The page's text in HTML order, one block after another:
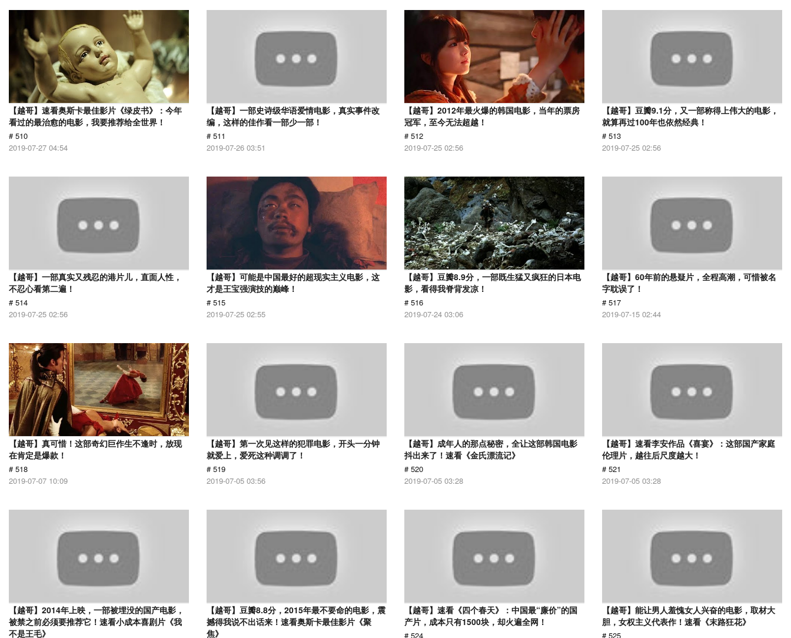
【越哥】速看奥斯卡最佳影片《绿皮书》：今年
看过的最治愈的电影，我要推荐给全世界！
# 510
2019-07-27 04:54
【越哥】一部史诗级华语爱情电影，真实事件改
编，这样的佳作看一部少一部！
# 511
2019-07-26 03:51
【越哥】2012年最火爆的韩国电影，当年的票房
冠军，至今无法超越！
# 512
2019-07-25 02:56
【越哥】豆瓣9.1分，又一部称得上伟大的电影，
就算再过100年也依然经典！
# 513
2019-07-25 02:56
【越哥】一部真实又残忍的港片儿，直面人性，
不忍心看第二遍！
# 514
2019-07-25 02:56
【越哥】可能是中国最好的超现实主义电影，这
才是王宝强演技的巅峰！
# 515
2019-07-25 02:55
【越哥】豆瓣8.9分，一部既生猛又疯狂的日本电
影，看得我脊背发凉！
# 516
2019-07-24 03:06
【越哥】60年前的悬疑片，全程高潮，可惜被名
字耽误了！
# 517
2019-07-15 02:44
【越哥】真可惜！这部奇幻巨作生不逢时，放现
在肯定是爆款！
# 518
2019-07-07 10:09
【越哥】第一次见这样的犯罪电影，开头一分钟
就爱上，爱死这种调调了！
# 519
2019-07-05 03:56
【越哥】成年人的那点秘密，全让这部韩国电影
抖出来了！速看《金氏漂流记》
# 520
2019-07-05 03:28
【越哥】速看李安作品《喜宴》：这部国产家庭
伦理片，越往后尺度越大！
# 521
2019-07-05 03:28
【越哥】2014年上映，一部被埋没的国产电影，
被禁之前必须要推荐它！速看小成本喜剧片《我
不是王毛》
【越哥】豆瓣8.8分，2015年最不要命的电影，震
撼得我说不出话来！速看奥斯卡最佳影片《聚
焦》
【越哥】速看《四个春天》：中国最“廉价”的国
产片，成本只有1500块，却火遍全网！
# 524
【越哥】能让男人羞愧女人兴奋的电影，取材大
胆，女权主义代表作！速看《末路狂花》
# 525